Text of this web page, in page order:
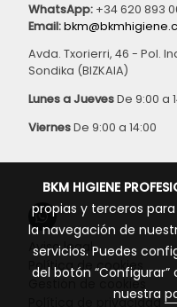
WhatsApp: +34 620 893
Email:
Avda. Txorierri, 46 - Pol.
Sondika (BIZKAIA)
Lunes a JuevesDe 9:00 a
ViernesDe 9:00 a 14:00
Aviso legal
Política de cookies
Gestión de cookies
Política de privacidad
BKM HIGIENE
propias y terceros
la navegación de
servicios. Puedes
del botón
nuestra